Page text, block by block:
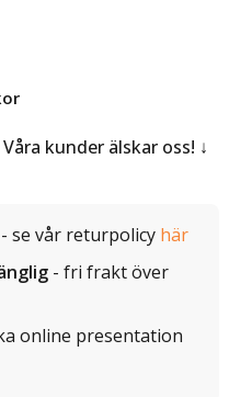
Våra kunder älskar oss!
- se vår returpolicy här
- fri frakt över
online presentation